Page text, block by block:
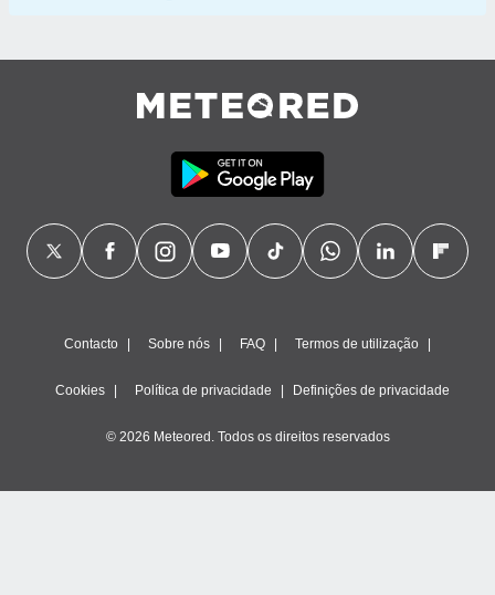
Contacto Sobre nós FAQ Termos de utilização
Cookies Política de privacidade Definições de privacidade
© 2026 Meteored. Todos os direitos reservados